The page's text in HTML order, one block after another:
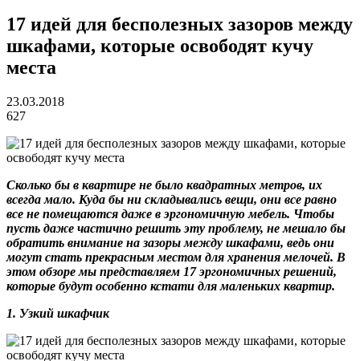
17 идей для бесполезных зазоров между
шкафами, которые освободят кучу
места
23.03.2018
627
Сколько бы в квартире не было квадратных метров, их
всегда мало. Куда бы ни складывались вещи, они все равно
все не помещаются даже в эргономичную мебель. Чтобы
пусть даже частично решить эту проблему, не мешало бы
обратить внимание на зазоры между шкафами, ведь они
могут стать прекрасным местом для хранения мелочей. В
этом обзоре мы представляем 17 эргономичных решений,
которые будут особенно кстати для маленьких квартир.
1. Узкий шкафчик